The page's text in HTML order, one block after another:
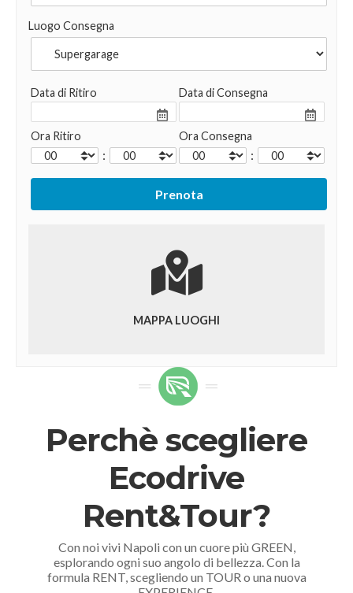
Luogo Consegna
Data di Ritiro
Ora Ritiro
:
Data di Consegna
Ora Consegna
:
MAPPA LUOGHI
Perchè scegliere
Ecodrive
Rent&Tour?
Con noi vivi Napoli con un cuore più GREEN,
esplorando ogni suo angolo di bellezza. Con la
formula RENT, scegliendo un TOUR o una nuova